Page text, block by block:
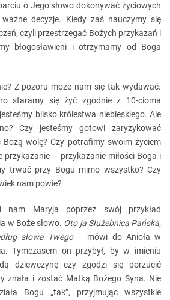
o Jego słowo dokonywać życiowych
decyzje. Kiedy zaś nauczymy się
czyli przestrzegać Bożych przykazań i
błogosławieni i otrzymamy od Boga
Z pozoru może nam się tak wydawać.
staramy się żyć zgodnie z 10-cioma
blisko królestwa niebieskiego. Ale
Czy jesteśmy gotowi zaryzykować
Bożą wolę? Czy potrafimy swoim życiem
przykazanie – przykazanie miłości Boga i
trwać przy Bogu mimo wszystko? Czy
nam powie?
nam Maryja poprzez swój przykład
w Boże słowo. Oto ja Służebnica Pańska,
słowa Twego– mówi do Anioła w
Tymczasem on przybył, by w imieniu
dziewczynę czy zgodzi się porzucić
znała i zostać Matką Bożego Syna. Nie
Bogu „tak”, przyjmując wszystkie